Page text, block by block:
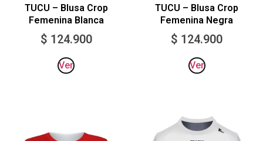
TUCU – Blusa Crop
Femenina Blanca
$ 124.900
Ver
TUCU – Blusa Crop
Femenina Negra
$ 124.900
Ver